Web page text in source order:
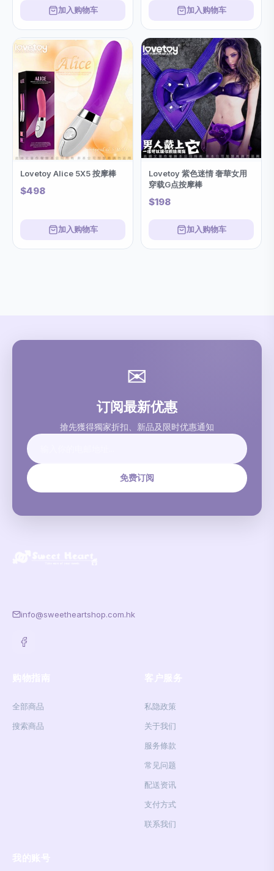
加入购物车 加入购物车
Lovetoy Alice 5X5 按摩棒
$498
加入购物车
Lovetoy 紫色迷情 奢華女用
穿载G点按摩棒
$198
加入购物车
✉
订阅最新优惠
搶先獲得獨家折扣、新品及限时优惠通知
免费订阅
info@sweetheartshop.com.hk
全部商品
搜索商品
私隐政策
关于我们
服务條款
常见问题
配送资讯
支付方式
联系我们